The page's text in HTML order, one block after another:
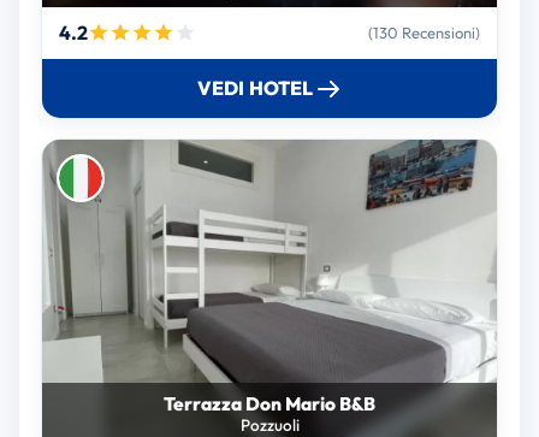
4.2 (130 Recensioni)
VEDI HOTEL
Terrazza Don Mario B&B
Pozzuoli